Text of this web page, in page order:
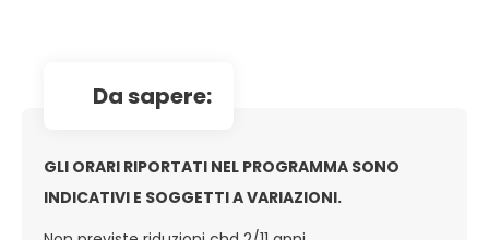
da sapere:
GLI ORARI RIPORTATI NEL PROGRAMMA SONO
INDICATIVI E SOGGETTI A VARIAZIONI.